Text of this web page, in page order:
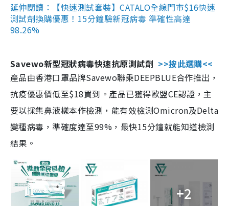
延伸閱讀：【快速測試套裝】CATALO全線門市$16快速
測試劑換購優惠！15分鐘驗新冠病毒 準確性高達
98.26%
Savewo新型冠狀病毒快速抗原測試劑 >>按此選購<<
產品由香港口罩品牌Savewo聯乘DEEPBLUE合作推出，
抗疫優惠價低至$18買到。產品已獲得歐盟CE認證，主
要以採集鼻液樣本作檢測，能有效檢測Omicron及Delta
變種病毒，準確度達至99%，最快15分鐘就能知道檢測
結果。
+2